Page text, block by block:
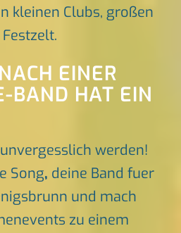
kleinen Clubs, großen
EINER
BAND HAT EIN
werden!
Song, deine Band fuer
und mach
zu einem